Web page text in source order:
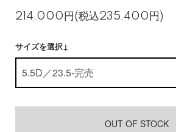
214,000円(税込235,400円)
サイズを選択↓
OUT OF STOCK